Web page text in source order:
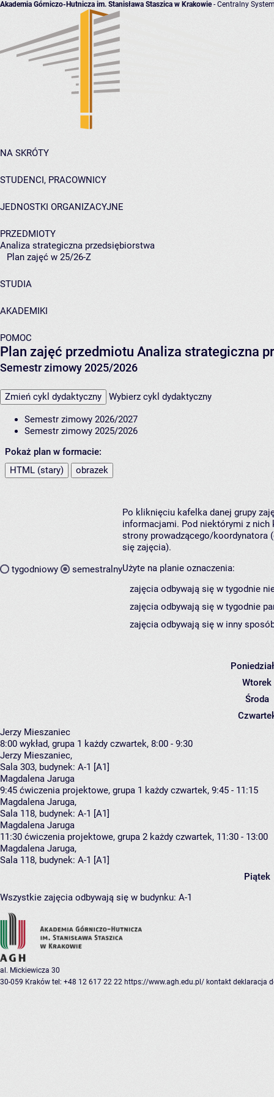
Akademia Górniczo-Hutnicza im. Stanisława Staszica w Krakowie- Centralny
NA SKRÓTY
STUDENCI, PRACOWNICY
JEDNOSTKI ORGANIZACYJNE
PRZEDMIOTY
Analiza strategiczna przedsiębiorstwa
Plan zajęć w 25/26-Z
STUDIA
AKADEMIKI
POMOC
Plan zajęć przedmiotu Analiza strategiczna
Semestr zimowy 2025/2026
Zmień cykl dydaktyczny Wybierz cykl dydaktyczny
Semestr zimowy 2026/2027
Semestr zimowy 2025/2026
Pokaż plan w formacie:
HTML (stary)
obrazek
tygodniowy semestralny
Po kliknięciu kafelka danej grupy
informacjami. Pod niektórymi z nich
strony prowadzącego/koordynatora
się zajęcia).
Użyte na planie oznaczenia:
zajęcia odbywają się w tygodnie
zajęcia odbywają się w tygodnie
zajęcia odbywają się w inny
Wtorek
Środa
Jerzy Mieszaniec
8:00 wykład, grupa 1 każdy czwartek, 8:00 - 9:30
Jerzy Mieszaniec,
Sala 303, budynek: A-1 [A1]
Magdalena Jaruga
9:45 ćwiczenia projektowe, grupa 1 każdy czwartek, 9:45 - 11:15
Magdalena Jaruga,
Sala 118, budynek: A-1 [A1]
Magdalena Jaruga
11:30 ćwiczenia projektowe, grupa 2 każdy czwartek, 11:30 - 13:00
Magdalena Jaruga,
Sala 118, budynek: A-1 [A1]
Piątek
Wszystkie zajęcia odbywają się w budynku: A-1
al. Mickiewicza 30
30-059 Kraków tel: +48 12 617 22 22 https://www.agh.edu.pl/ kontakt deklaracja